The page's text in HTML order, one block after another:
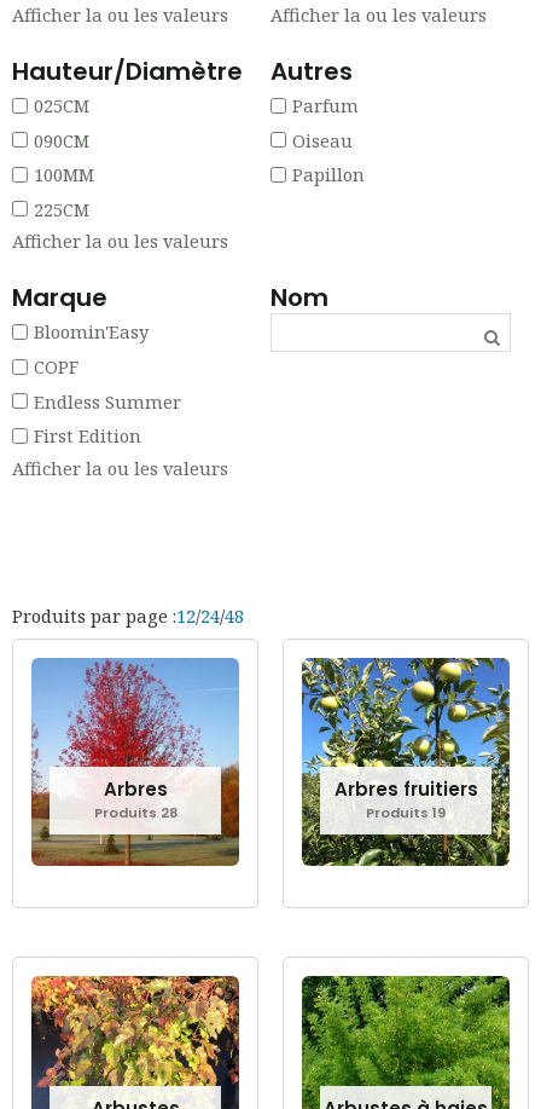
Afficher la ou les valeurs
Afficher la ou les valeurs
Hauteur/Diamètre
025CM
090CM
100MM
225CM
Afficher la ou les valeurs
Autres
Parfum
Oiseau
Papillon
Marque
Bloomin'Easy
COPF
Endless Summer
First Edition
Afficher la ou les valeurs
Nom
Produits par page :12/24/48
Arbres
Produits 28
Arbres fruitiers
Produits 19